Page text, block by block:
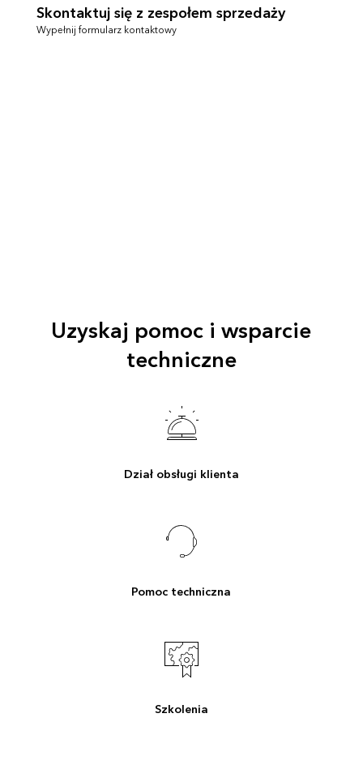
Skontaktuj się z zespołem sprzedaży
Wypełnij formularz kontaktowy
Uzyskaj pomoc i wsparcie
techniczne
Dział obsługi klienta
Pomoc techniczna
Szkolenia